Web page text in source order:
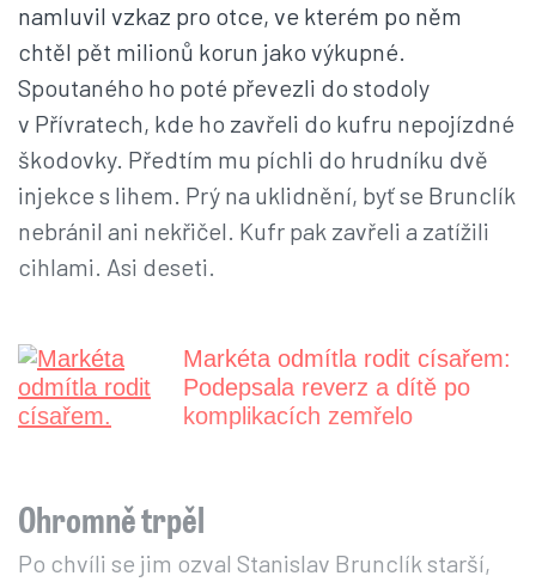
namluvil vzkaz pro otce, ve kterém po něm
chtěl pět milionů korun jako výkupné.
Spoutaného ho poté převezli do stodoly
v Přívratech, kde ho zavřeli do kufru nepojízdné
škodovky. Předtím mu píchli do hrudníku dvě
injekce s lihem. Prý na uklidnění, byť se Brunclík
nebránil ani nekřičel. Kufr pak zavřeli a zatížili
cihlami. Asi deseti.
Markéta odmítla rodit císařem:
Podepsala reverz a dítě po
komplikacích zemřelo
Ohromně trpěl
Po chvíli se jim ozval Stanislav Brunclík starší,